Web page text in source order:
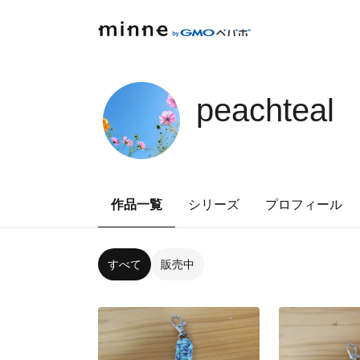
peachteal
作品一覧 シリーズ プロフィール
すべて 販売中